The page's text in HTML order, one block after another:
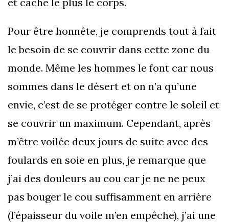
Pour être honnête, je comprends tout à fait
le besoin de se couvrir dans cette zone du
monde. Même les hommes le font car nous
sommes dans le désert et on n’a qu’une
envie, c’est de se protéger contre le soleil et
se couvrir un maximum. Cependant, après
m’être voilée deux jours de suite avec des
foulards en soie en plus, je remarque que
j’ai des douleurs au cou car je ne ne peux
pas bouger le cou suffisamment en arrière
(l’épaisseur du voile m’en empêche), j’ai une